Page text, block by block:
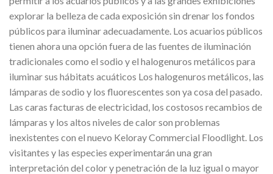
explorar la belleza de cada exposición sin drenar los fondos
públicos para iluminar adecuadamente. Los acuarios públicos
tienen ahora una opción fuera de las fuentes de iluminación
tradicionales como el sodio y el halogenuros metálicos para
iluminar sus hábitats acuáticos Los halogenuros metálicos, las
lámparas de sodio y los fluorescentes son ya cosa del pasado.
Las caras facturas de electricidad, los costosos recambios de
lámparas y los altos niveles de calor son problemas
inexistentes con el nuevo Keloray Commercial Floodlight. Los
visitantes y las especies experimentarán una gran
interpretación del color y penetración de la luz igual o mayor